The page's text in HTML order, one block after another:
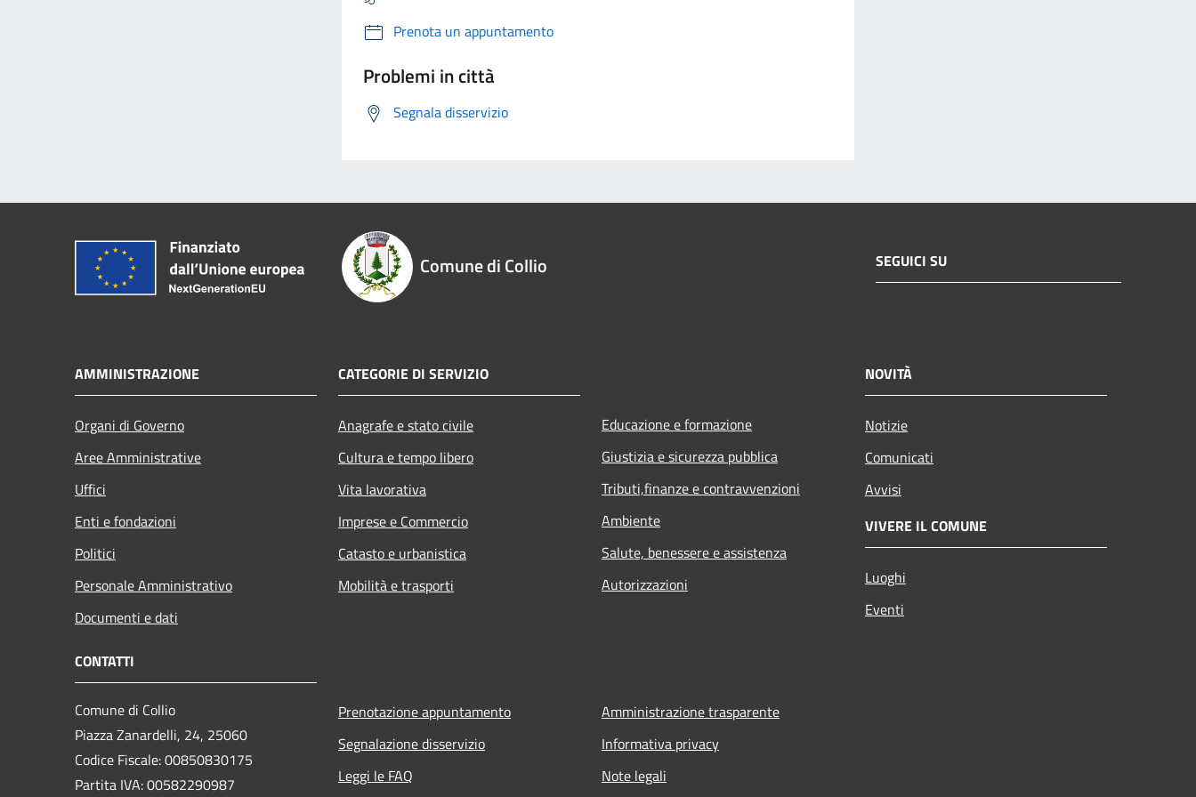
Prenota un appuntamento
Problemi in città
Segnala disservizio
Comune di Collio SEGUICI SU
AMMINISTRAZIONE
Organi di Governo
Aree Amministrative
Uffici
Enti e fondazioni
Politici
Personale Amministrativo
Documenti e dati
CATEGORIE DI SERVIZIO
Anagrafe e stato civile
Cultura e tempo libero
Vita lavorativa
Imprese e Commercio
Catasto e urbanistica
Mobilità e trasporti
Educazione e formazione
Giustizia e sicurezza pubblica
Tributi,finanze e contravvenzioni
Ambiente
Salute, benessere e assistenza
Autorizzazioni
NOVITÀ
Notizie
Comunicati
Avvisi
VIVERE IL COMUNE
Luoghi
Eventi
CONTATTI
Comune di Collio
Piazza Zanardelli, 24, 25060
Codice Fiscale: 00850830175
Partita IVA: 00582290987
Prenotazione appuntamento
Segnalazione disservizio
Leggi le FAQ
Amministrazione trasparente
Informativa privacy
Note legali